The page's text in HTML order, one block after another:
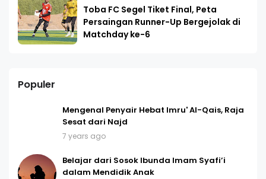
Toba FC Segel Tiket Final, Peta
Persaingan Runner-Up Bergejolak di
Matchday ke-6
Populer
Mengenal Penyair Hebat Imru' Al-Qais, Raja
Sesat dari Najd
7 years ago
Belajar dari Sosok Ibunda Imam Syafi’i
dalam Mendidik Anak